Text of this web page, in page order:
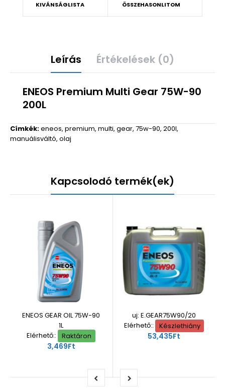
KIVÁNSÁGLISTA ÖSSZEHASONLITOM
Leírás Értékelések (0)
ENEOS Premium Multi Gear 75W-90
200L
Címkék:eneos, premium, multi, gear, 75w-90, 200l,
manuálisváltó, olaj
Kapcsolodó termék(ek)
ENEOS GEAR OIL 75W-90
1L
Elérhető::
Raktáron
3,469Ft
uj: E.GEAR75W90/20
Elérhető::
Készlethiány
53,435Ft